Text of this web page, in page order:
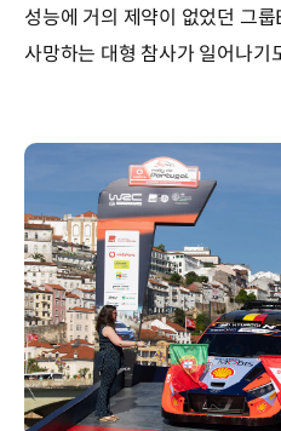
성능에 거의 제약이 없었던 그
사망하는 대형 참사가 일어나기